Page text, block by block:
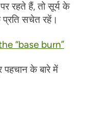
रहते हैं, तो सूर्य के
प्रति सचेत रहें।
“base burn”
के बारे में